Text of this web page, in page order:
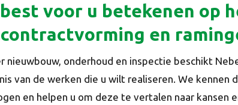
voor u betekenen op
en
nieuwbouw, onderhoud en inspectie beschikt
van de werken die u wilt realiseren. We kennen
en helpen u om deze te vertalen naar kansen